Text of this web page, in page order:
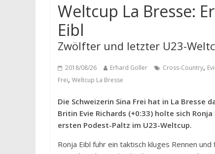
Weltcup La Bresse:
Eibl
Zwölfter und letzter U23-
2018/08/26 Erhard Goller Cross-Country,
Frei, Weltcup La Bresse
Die Schweizerin Sina Frei hat in La Bresse
Britin Evie Richards (+0:33) holte sich
ersten Podest-Paltz im U23-Weltcup.
Ronja Eibl fuhr ein taktisch kluges Rennen